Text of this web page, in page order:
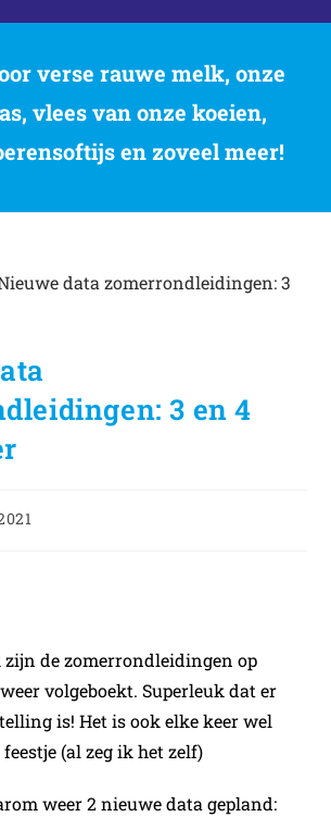
verse rauwe melk, onze
vlees van onze koeien,
en zoveel meer!
3 en 4
zijn de zomerrondleidingen op
volgeboekt. Superleuk dat er
is! Het is ook elke keer wel
(al zeg ik het zelf)
weer 2 nieuwe data gepland: